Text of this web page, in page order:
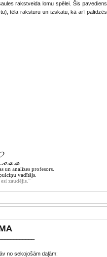
rakstveida lomu spēlei. Šis pavediens
tēla raksturu un izskatu, kā arī palīdzēs
un analīzes profesors.
vadītājs.
zaudējis.”
no sekojošām daļām: